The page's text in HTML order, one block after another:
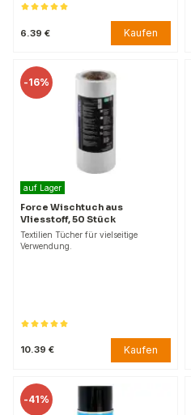
6.39 € Kaufen
-16%
auf Lager
Force Wischtuch aus
Vliesstoff, 50 Stück
Textilien Tücher für vielseitige
Verwendung.
10.39 € Kaufen
-41%